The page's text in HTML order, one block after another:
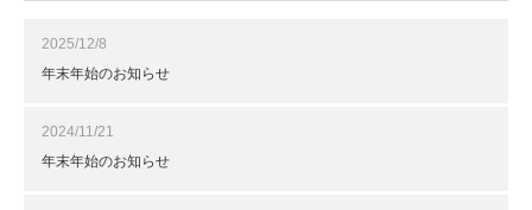
2025/12/8
年末年始のお知らせ
2024/11/21
年末年始のお知らせ